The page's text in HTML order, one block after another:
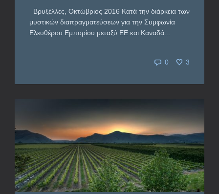
Βρυξέλλες, Οκτώβριος 2016 Κατά την διάρκεια των
μυστικών διαπραγματεύσεων για την Συμφωνία
Ελευθέρου Εμπορίου μεταξύ ΕΕ και Καναδά...
0 3